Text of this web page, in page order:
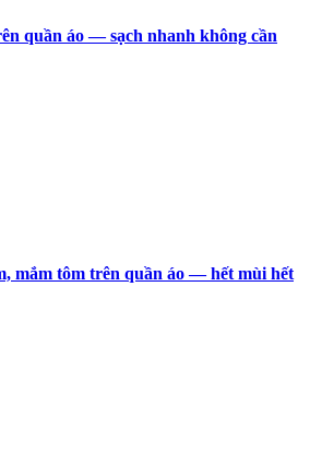
quần áo — sạch nhanh không cần
mắm tôm trên quần áo — hết mùi hết